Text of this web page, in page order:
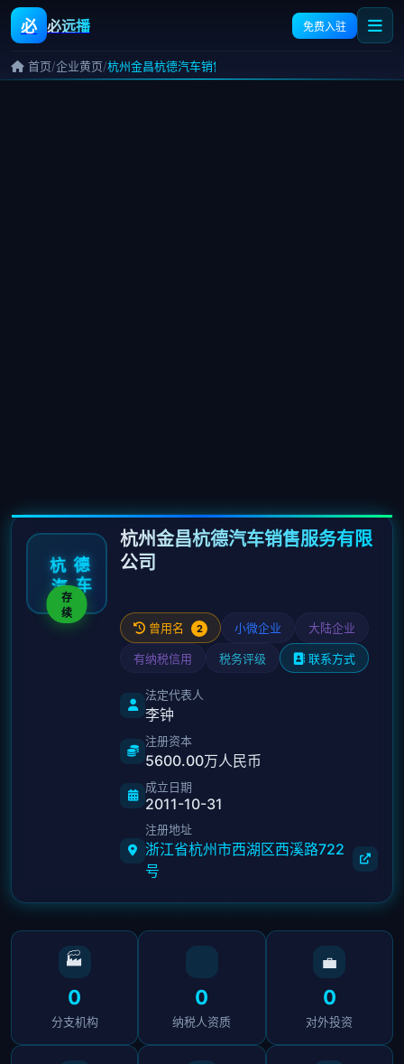
必 必远播 免费入驻
首页/企业黄页/杭州金昌杭德汽车销售服务有限公司
杭 德
汽 车
存
续
杭州金昌杭德汽车销售服务有限
公司
曾用名 2 小微企业 大陆企业
有纳税信用 税务评级 联系方式
法定代表人
李钟
注册资本
5600.00万人民币
成立日期
2011-10-31
注册地址
浙江省杭州市西湖区西溪路722
号
🏭
0
分支机构
0
纳税人资质
💼
0
对外投资